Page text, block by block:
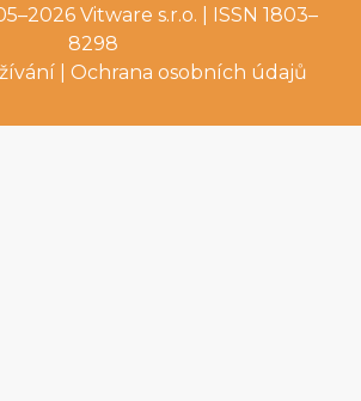
Vitware s.r.o. | ISSN 1803–
8298
Ochrana osobních údajů